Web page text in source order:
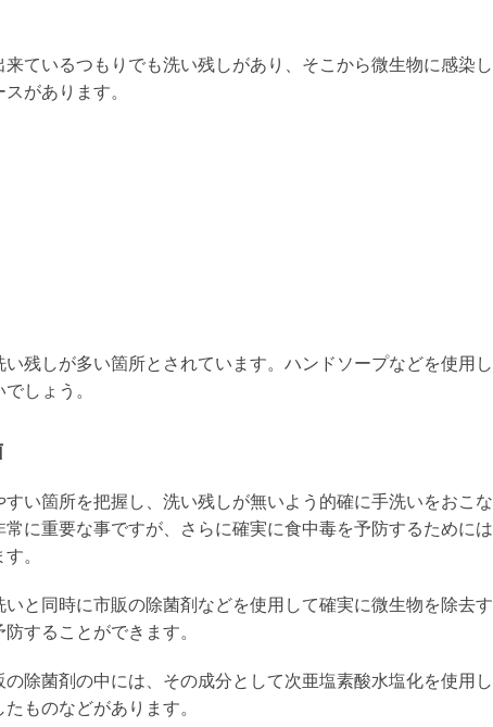
ているつもりでも洗い残しがあり、そこから微生物に感染し
があります。
い残しが多い箇所とされています。ハンドソープなどを使用し
しょう。
い箇所を把握し、洗い残しが無いよう的確に手洗いをおこな
に重要な事ですが、さらに確実に食中毒を予防するためには
。
と同時に市販の除菌剤などを使用して確実に微生物を除去す
することができます。
除菌剤の中には、その成分として次亜塩素酸水塩化を使用し
ものなどがあります。